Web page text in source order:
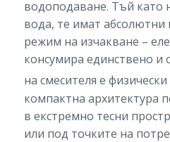
водоподаване. Тъй като
вода, те имат абсолютни
режим на изчакване –
консумира единствено и
на смесителя е
компактна архитектура
в екстремно тесни
или под точките на